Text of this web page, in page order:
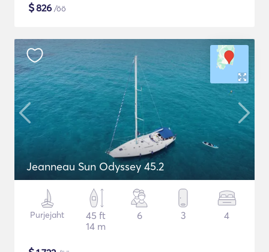
$826 /öö
Jeanneau Sun Odyssey 45.2
Purjejaht
45 ft
14 m
6 3 4